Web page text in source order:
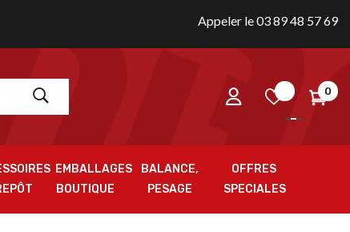
Appeler le 03 89 48 57 69
0
EMBALLAGES
BOUTIQUE
BALANCE,
PESAGE
OFFRES
SPECIALES